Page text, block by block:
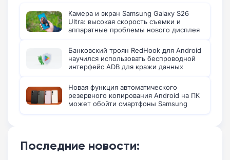
Камера и экран Samsung Galaxy S26
Ultra: высокая скорость съемки и
аппаратные проблемы нового дисплея
Банковский троян RedHook для Android
научился использовать беспроводной
интерфейс ADB для кражи данных
Новая функция автоматического
резервного копирования Android на ПК
может обойти смартфоны Samsung
Последние новости: